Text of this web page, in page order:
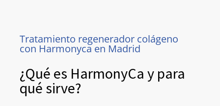
Tratamiento regenerador colágeno
con Harmonyca en Madrid
¿Qué es HarmonyCa y para
qué sirve?